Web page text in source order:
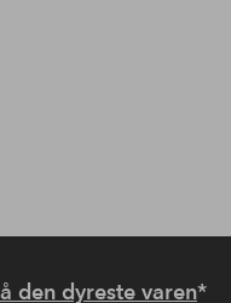
den dyreste varen*